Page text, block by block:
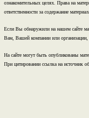
ознакомительных целях. Права на
ответственности за содержание
Если Вы обнаружили на нашем сайте
Вам, Вашей компании или организации,
На сайте могут быть опубликованы
При цитировании ссылка на источник